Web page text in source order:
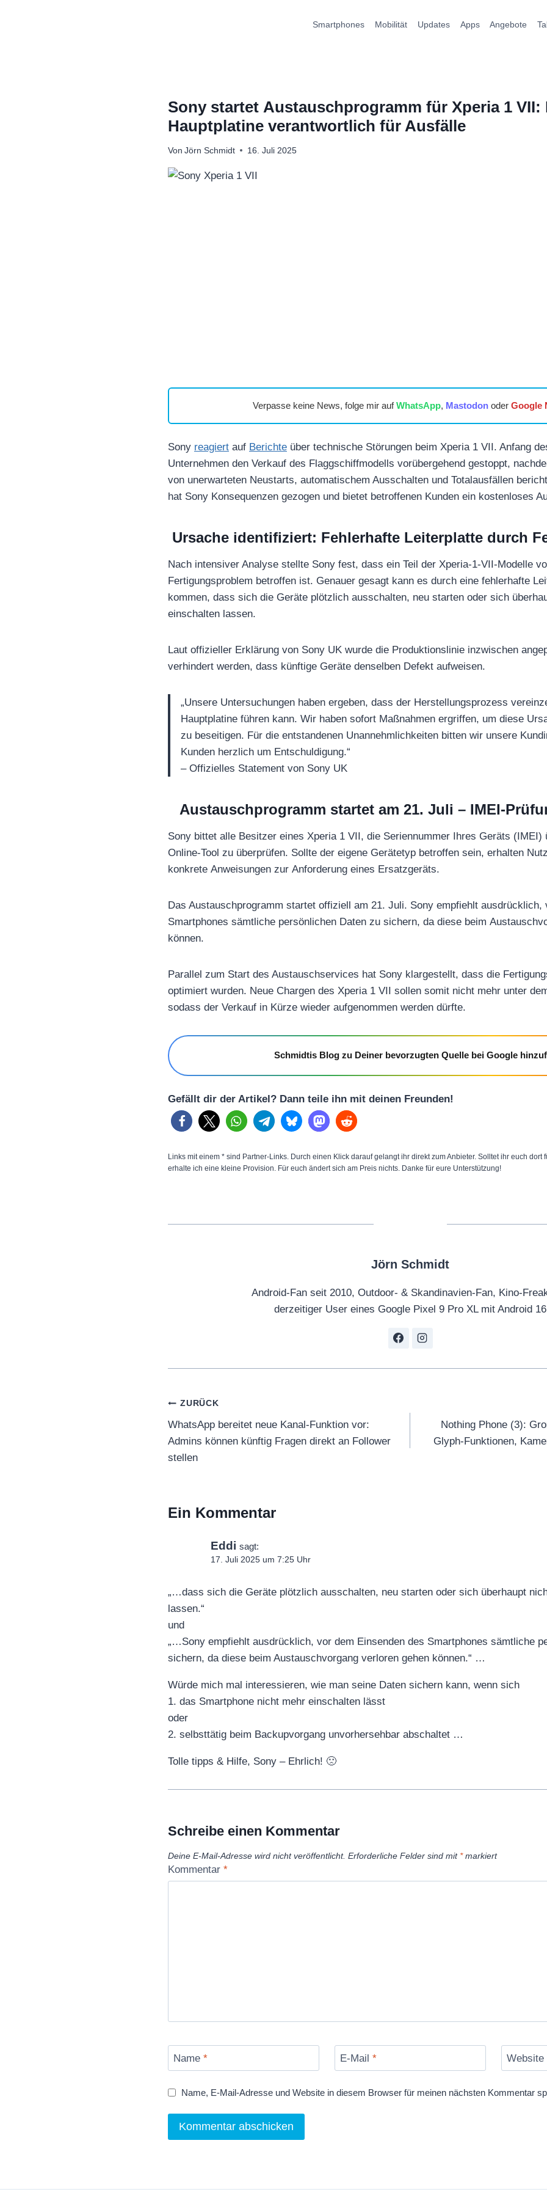
Smartphones Mobilität Updates Apps Angebote
Sony startet Austauschprogramm für Xperia 1 VII:
Hauptplatine verantwortlich für Ausfälle
Von Jörn Schmidt 16. Juli 2025
Verpasse keine News, folge mir aufWhatsApp, Mastodonoder Google
Sony reagiert auf Berichte über technische Störungen beim Xperia 1 VII. Anfang
Unternehmen den Verkauf des Flaggschiffmodells vorübergehend gestoppt,
von unerwarteten Neustarts, automatischem Ausschalten und Totalausfällen
hat Sony Konsequenzen gezogen und bietet betroffenen Kunden ein kostenloses
Ursache identifiziert: Fehlerhafte Leiterplatte durch
Nach intensiver Analyse stellte Sony fest, dass ein Teil der Xperia-1-VII-Modelle
Fertigungsproblem betroffen ist. Genauer gesagt kann es durch eine fehlerhafte
kommen, dass sich die Geräte plötzlich ausschalten, neu starten oder sich
einschalten lassen.
Laut offizieller Erklärung von Sony UK wurde die Produktionslinie inzwischen
verhindert werden, dass künftige Geräte denselben Defekt aufweisen.
„Unsere Untersuchungen haben ergeben, dass der Herstellungsprozess
Hauptplatine führen kann. Wir haben sofort Maßnahmen ergriffen, um diese
zu beseitigen. Für die entstandenen Unannehmlichkeiten bitten wir unsere
Kunden herzlich um Entschuldigung.“
– Offizielles Statement von Sony UK
Austauschprogramm startet am 21. Juli – IMEI-
Sony bittet alle Besitzer eines Xperia 1 VII, die Seriennummer Ihres Geräts (IMEI)
Online-Tool zu überprüfen. Sollte der eigene Gerätetyp betroffen sein, erhalten
konkrete Anweisungen zur Anforderung eines Ersatzgeräts.
Das Austauschprogramm startet offiziell am 21. Juli. Sony empfiehlt ausdrücklich,
Smartphones sämtliche persönlichen Daten zu sichern, da diese beim
können.
Parallel zum Start des Austauschservices hat Sony klargestellt, dass die
optimiert wurden. Neue Chargen des Xperia 1 VII sollen somit nicht mehr unter
sodass der Verkauf in Kürze wieder aufgenommen werden dürfte.
Schmidtis Blog zu Deiner bevorzugten Quelle bei Google
Gefällt dir der Artikel? Dann teile ihn mit deinen Freunden!
Links mit einem * sind Partner-Links. Durch einen Klick darauf gelangt ihr direkt zum Anbieter. Solltet ihr euch dort
erhalte ich eine kleine Provision. Für euch ändert sich am Preis nichts. Danke für eure Unterstützung!
Jörn Schmidt
Android-Fan seit 2010, Outdoor- & Skandinavien-Fan, Kino-
derzeitiger User eines Google Pixel 9 Pro XL mit Android 16
Beitragsnavigation
ZURÜCK
WhatsApp bereitet neue Kanal-Funktion vor:
Admins können künftig Fragen direkt an Follower
stellen
Nothing Phone (3):
Glyph-Funktionen,
Ein Kommentar
Eddi sagt:
17. Juli 2025 um 7:25 Uhr
„…dass sich die Geräte plötzlich ausschalten, neu starten oder sich überhaupt
lassen.“
und
„…Sony empfiehlt ausdrücklich, vor dem Einsenden des Smartphones sämtliche
sichern, da diese beim Austauschvorgang verloren gehen können.“ …
Würde mich mal interessieren, wie man seine Daten sichern kann, wenn sich
1. das Smartphone nicht mehr einschalten lässt
oder
2. selbsttätig beim Backupvorgang unvorhersehbar abschaltet …
Tolle tipps & Hilfe, Sony – Ehrlich! 🙁
Schreibe einen Kommentar
Deine E-Mail-Adresse wird nicht veröffentlicht. Erforderliche Felder sind mit *markiert
Kommentar *
Name * E-Mail * Website
Name, E-Mail-Adresse und Website in diesem Browser für meinen nächsten Kommentar